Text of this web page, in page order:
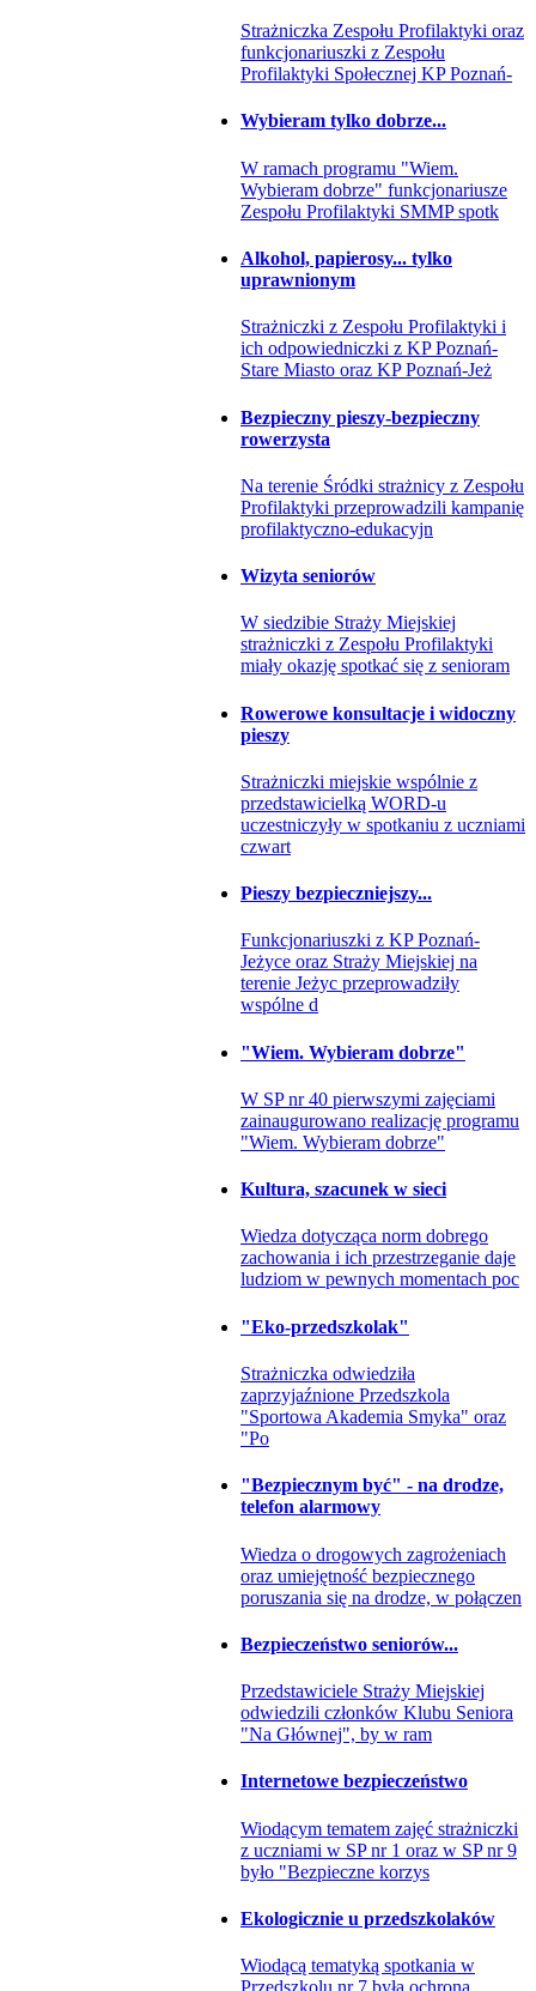
Strażniczka Zespołu Profilaktyki oraz
funkcjonariuszki z Zespołu
Profilaktyki Społecznej KP Poznań-
Wybieram tylko dobrze...
W ramach programu "Wiem.
Wybieram dobrze" funkcjonariusze
Zespołu Profilaktyki SMMP spotk
Alkohol, papierosy... tylko
uprawnionym
Strażniczki z Zespołu Profilaktyki i
ich odpowiedniczki z KP Poznań-
Stare Miasto oraz KP Poznań-Jeż
Bezpieczny pieszy-bezpieczny
rowerzysta
Na terenie Śródki strażnicy z Zespołu
Profilaktyki przeprowadzili kampanię
profilaktyczno-edukacyjn
Wizyta seniorów
W siedzibie Straży Miejskiej
strażniczki z Zespołu Profilaktyki
miały okazję spotkać się z senioram
Rowerowe konsultacje i widoczny
pieszy
Strażniczki miejskie wspólnie z
przedstawicielką WORD-u
uczestniczyły w spotkaniu z uczniami
czwart
Pieszy bezpieczniejszy...
Funkcjonariuszki z KP Poznań-
Jeżyce oraz Straży Miejskiej na
terenie Jeżyc przeprowadziły
wspólne d
"Wiem. Wybieram dobrze"
W SP nr 40 pierwszymi zajęciami
zainaugurowano realizację programu
"Wiem. Wybieram dobrze"
Kultura, szacunek w sieci
Wiedza dotycząca norm dobrego
zachowania i ich przestrzeganie daje
ludziom w pewnych momentach poc
"Eko-przedszkolak"
Strażniczka odwiedziła
zaprzyjaźnione Przedszkola
"Sportowa Akademia Smyka" oraz
"Po
"Bezpiecznym być" - na drodze,
telefon alarmowy
Wiedza o drogowych zagrożeniach
oraz umiejętność bezpiecznego
poruszania się na drodze, w połączen
Bezpieczeństwo seniorów...
Przedstawiciele Straży Miejskiej
odwiedzili członków Klubu Seniora
"Na Głównej", by w ram
Internetowe bezpieczeństwo
Wiodącym tematem zajęć strażniczki
z uczniami w SP nr 1 oraz w SP nr 9
było "Bezpieczne korzys
Ekologicznie u przedszkolaków
Wiodącą tematyką spotkania w